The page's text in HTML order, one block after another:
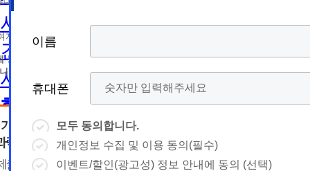
사회복지사1급 취득방법
건강가정사
사회복지학사/전문학사
한국어교원
한국어교원이란
한국어교원 취득방법
폰
* 날짜입력 키보드 사용법
- page up/down 키 = 다음달/이전
- ctrl+ 방향키 좌,우, 위, 아래 = 날
짜선택
날짜선택
날 예
폰
* 날짜입력 키보드 사용법
- page up/down 키 = 다음달/이전
- ctrl+ 방향키 좌,우, 위, 아래 = 날
짜선택
전달
- ctrl+ 방향키 좌,우, 위, 아래 =
날짜선택
이름
휴대폰
모두 동의합니다.
개인정보 수집 및 이용 동의(필수)
이벤트/할인(광고성) 정보 안내에 동의 (선택)
이름
휴대폰
모두 동의합니다.
개인정보 수집 및 이용 동의(필수)
이벤트/할인(광고성) 정보 안내에 동의 (선택)
이름
휴대폰
모두 동의합니다.
개인정보 수집 및 이용 동의(필수)
이벤트/할인(광고성) 정보 안내에 동의 (선택)
이름
휴대폰
모두 동의합니다.
개인정보 수집 및 이용 동의(필수)
이벤트/할인(광고성) 정보 안내에 동의 (선택)
의 해지나 개인정보 삭제요청 시까지
동의하지 않을 수 있습니다.
다.